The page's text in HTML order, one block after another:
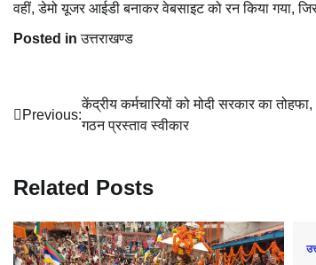
वहीं, डेमो यूजर आईडी बनाकर वेबसाइट को रन किया गया,
Posted inउत्तराखण्ड
Post
navigation
Previous:
केंद्रीय कर्मचारियों को मोदी सरकार का
गठन प्रस्ताव स्वीकार
Related Posts